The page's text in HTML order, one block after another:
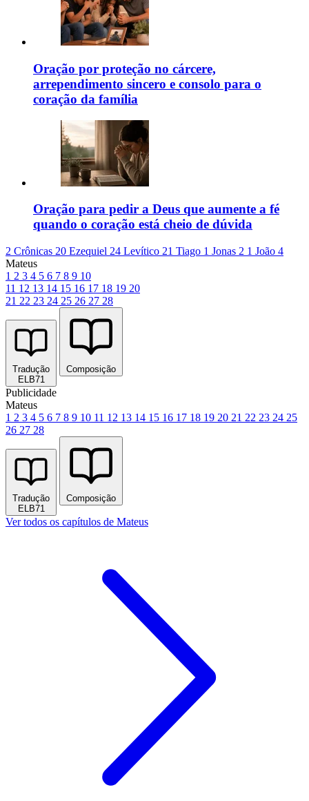
Oração por proteção no cárcere,
arrependimento sincero e consolo para o
coração da família
Oração para pedir a Deus que aumente a fé
quando o coração está cheio de dúvida
2 Crônicas 20 Ezequiel 24 Levítico 21 Tiago 1 Jonas 2 1 João 4
Mateus
1 2 3 4 5 6 7 8 9 10
11 12 13 14 15 16 17 18 19 20
21 22 23 24 25 26 27 28
Tradução
ELB71
Composição
Publicidade
Mateus
1 2 3 4 5 6 7 8 9 10 11 12 13 14 15 16 17 18 19 20 21 22 23 24 25
26 27 28
Tradução
ELB71
Composição
Ver todos os capítulos de Mateus